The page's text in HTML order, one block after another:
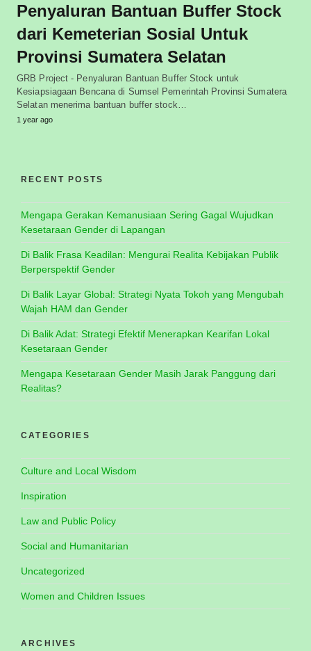
Penyaluran Bantuan Buffer Stock
dari Kemeterian Sosial Untuk
Provinsi Sumatera Selatan
GRB Project - Penyaluran Bantuan Buffer Stock untuk
Kesiapsiagaan Bencana di Sumsel Pemerintah Provinsi Sumatera
Selatan menerima bantuan buffer stock…
1 year ago
RECENT POSTS
Mengapa Gerakan Kemanusiaan Sering Gagal Wujudkan
Kesetaraan Gender di Lapangan
Di Balik Frasa Keadilan: Mengurai Realita Kebijakan Publik
Berperspektif Gender
Di Balik Layar Global: Strategi Nyata Tokoh yang Mengubah
Wajah HAM dan Gender
Di Balik Adat: Strategi Efektif Menerapkan Kearifan Lokal
Kesetaraan Gender
Mengapa Kesetaraan Gender Masih Jarak Panggung dari
Realitas?
CATEGORIES
Culture and Local Wisdom
Inspiration
Law and Public Policy
Social and Humanitarian
Uncategorized
Women and Children Issues
ARCHIVES